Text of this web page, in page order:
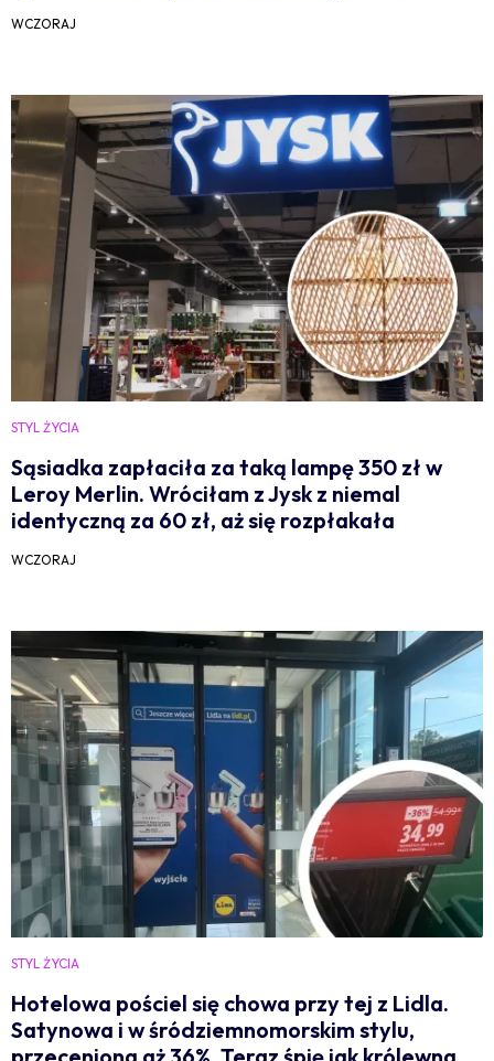
WCZORAJ
STYL ŻYCIA
Sąsiadka zapłaciła za taką lampę 350 zł w
Leroy Merlin. Wróciłam z Jysk z niemal
identyczną za 60 zł, aż się rozpłakała
WCZORAJ
STYL ŻYCIA
Hotelowa pościel się chowa przy tej z Lidla.
Satynowa i w śródziemnomorskim stylu,